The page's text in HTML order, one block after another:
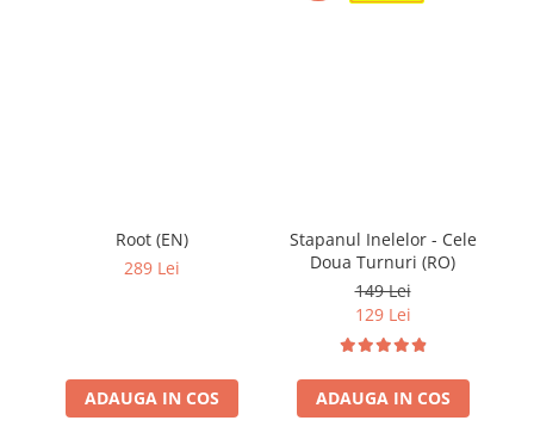
Root (EN)
289 Lei
ADAUGA IN COS
Stapanul Inelelor - Cele
Doua Turnuri (RO)
149 Lei
129 Lei
ADAUGA IN COS